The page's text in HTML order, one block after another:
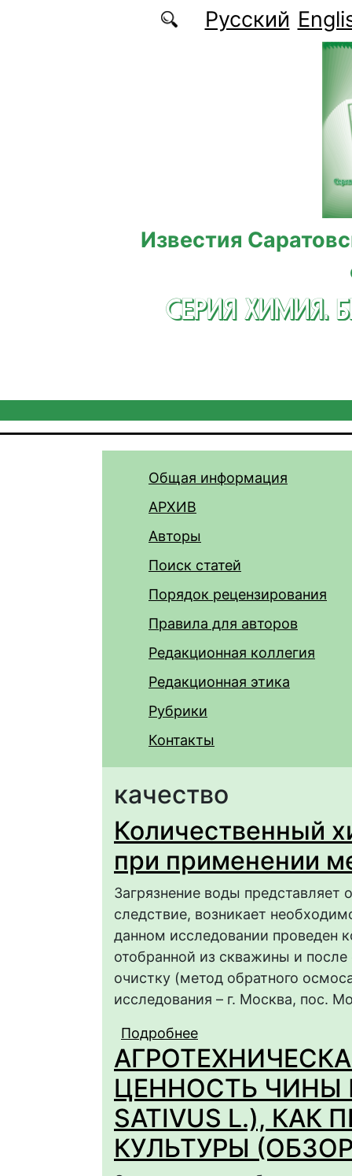
Перейти к основному содержаниюРусский
Известия
СЕРИЯ ХИМИЯ.
Общая информация
АРХИВ
Авторы
Поиск статей
Порядок рецензирования
Правила для авторов
Редакционная коллегия
Редакционная этика
Рубрики
Контакты
качество
Количественный
при применении
Загрязнение воды представляет
следствие, возникает
данном исследовании проведен
отобранной из скважины и
очистку (метод обратного
исследования – г. Москва, пос.
Подробнее
мембранной
ЦЕННОСТЬ ЧИНЫ
SATIVUS L.),
КУЛЬТУРЫ